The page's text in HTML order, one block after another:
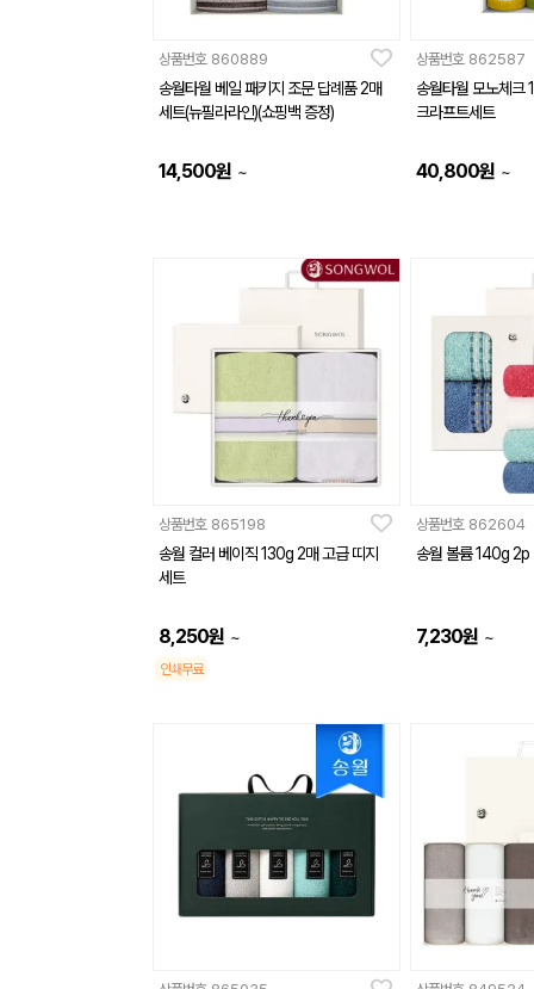
상품번호 860889
송월타월 베일 패키지 조문 답례품 2매
세트(뉴필라라인)(쇼핑백 증정)
14,500원 ~
상품번호 862587
송월타월 모노체크
크라프트세트
40,800원 ~
상품번호 865198
송월 컬러 베이직 130g 2매 고급 띠지
세트
8,250원 ~
인쇄무료
상품번호 862604
송월 볼륨 140g 2p
7,230원 ~